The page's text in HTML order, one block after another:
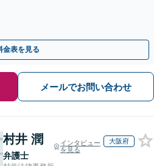
金表を見る
メールでお問い合わせ
村井 潤
弁護士
インタビュー
を見る
大阪府